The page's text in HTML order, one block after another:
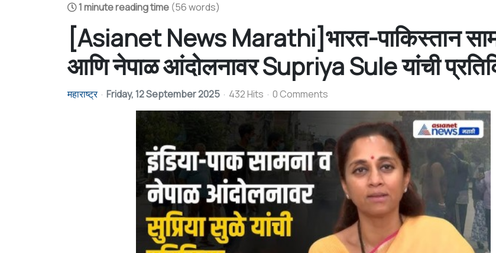
1 minute reading time (56 words)
[Asianet News Marathi]भारत-पाकिस्तान
आणि नेपाळ आंदोलनावर Supriya Sule यांची
महाराष्ट्र Friday, 12 September 2025 432 Hits 0 Comments